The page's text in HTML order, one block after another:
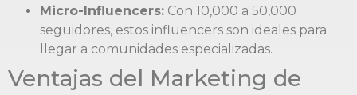
Micro-Influencers: Con 10,000 a 50,000
seguidores, estos influencers son ideales para
llegar a comunidades especializadas.
Ventajas del Marketing de